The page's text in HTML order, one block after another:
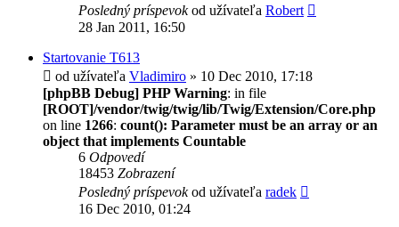
Posledný príspevokod užívateľa Robert
28 Jan 2011, 16:50
Startovanie T613
od užívateľa Vladimiro » 10 Dec 2010, 17:18
[phpBB Debug] PHP Warning: in file
[ROOT]/vendor/twig/twig/lib/Twig/Extension/Core.php
on line 1266: count(): Parameter must be an array or an
object that implements Countable
6 Odpovedí
18453 Zobrazení
Posledný príspevokod užívateľa radek
16 Dec 2010, 01:24